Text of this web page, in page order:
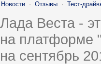
Новости · Отзывы · Тест-
Лада Веста -
на платформе
на сентябрь